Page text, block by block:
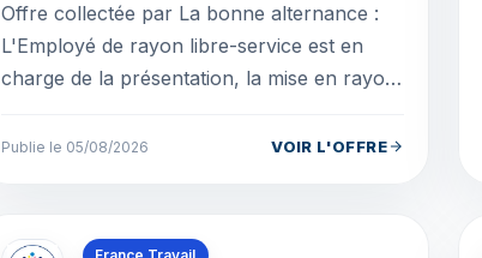
Offre collectée par La bonne alternance :
L'Employé de rayon libre-service est en
charge de la présentation, la mise en rayon
vente dan...
Publie le 05/08/2026 VOIR L'OFFRE
Offres en La Réunion